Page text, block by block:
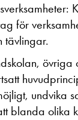
för
tävlingar.
undvika
blanda olika